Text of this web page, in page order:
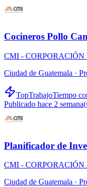
Cocineros Pollo
CMI -
Ciudad de Guatemala ·
TopTrabajoTiempo
Publicado hace 2
Planificador de
CMI -
Ciudad de Guatemala ·